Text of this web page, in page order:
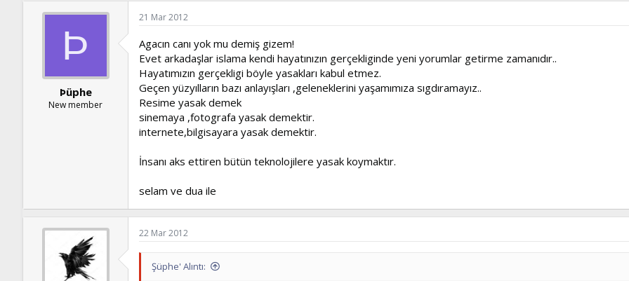
Þ
Þüphe
New member
21 Mar 2012
Agacın canı yok mu demiş gizem!
Evet arkadaşlar islama kendi hayatınızın gerçekliginde yeni yorumlar getirme zamanıdır..
Hayatımızın gerçekligi böyle yasakları kabul etmez.
Geçen yüzyılların bazı anlayışları ,geleneklerini yaşamımıza sıgdıramayız..
Resime yasak demek
sinemaya ,fotografa yasak demektir.
internete,bilgisayara yasak demektir.
İnsanı aks ettiren bütün teknolojilere yasak koymaktır.
selam ve dua ile
22 Mar 2012
Şüphe' Alıntı: